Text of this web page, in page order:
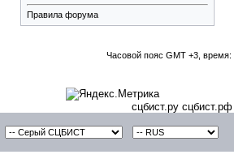
Правила форума
Часовой пояс GMT +3, время:
сцбист.ру сцбист.рф